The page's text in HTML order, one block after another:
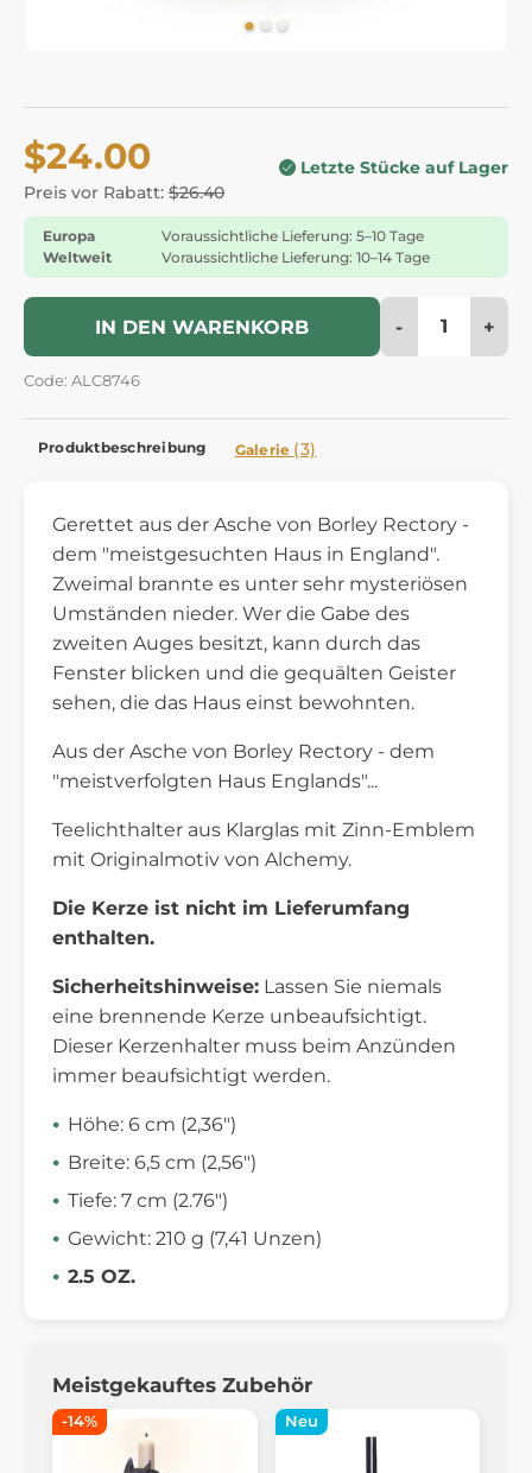
$24.00
Preis vor Rabatt: $26.40
Letzte Stücke auf Lager
Europa
Voraussichtliche Lieferung: 5–10 Tage
Weltweit
Voraussichtliche Lieferung: 10–14 Tage
IN DEN WARENKORB - +
Code: ALC8746
Produktbeschreibung Galerie (3)
Gerettet aus der Asche von Borley Rectory -
dem "meistgesuchten Haus in England".
Zweimal brannte es unter sehr mysteriösen
Umständen nieder. Wer die Gabe des
zweiten Auges besitzt, kann durch das
Fenster blicken und die gequälten Geister
sehen, die das Haus einst bewohnten.
Aus der Asche von Borley Rectory - dem
"meistverfolgten Haus Englands"...
Teelichthalter aus Klarglas mit Zinn-Emblem
mit Originalmotiv von Alchemy.
Die Kerze ist nicht im Lieferumfang
enthalten.
Sicherheitshinweise: Lassen Sie niemals
eine brennende Kerze unbeaufsichtigt.
Dieser Kerzenhalter muss beim Anzünden
immer beaufsichtigt werden.
Höhe: 6 cm (2,36")
Breite: 6,5 cm (2,56")
Tiefe: 7 cm (2.76")
Gewicht: 210 g (7,41 Unzen)
2.5 OZ.
Meistgekauftes Zubehör
-14% Neu